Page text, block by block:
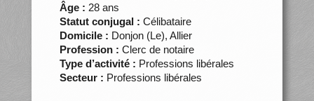
Âge : 28 ans
Statut conjugal : Célibataire
Domicile : Donjon (Le), Allier
Profession : Clerc de notaire
Type d’activité : Professions libérales
Secteur : Professions libérales